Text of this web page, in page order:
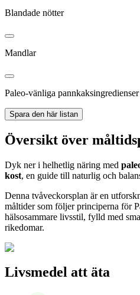
Blandade nötter
Mandlar
Paleo-vänliga pannkaksingredienser
Spara den här listan
Översikt över
Dyk ner i helhetlig näring med
kost, en guide till naturlig och
Denna tvåveckorsplan är en
måltider som följer principerna för
hälsosammare livsstil, fylld med
rikedomar.
Livsmedel att äta